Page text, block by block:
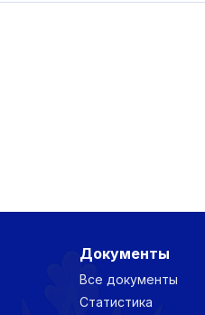
Документы
Все документы
Статистика